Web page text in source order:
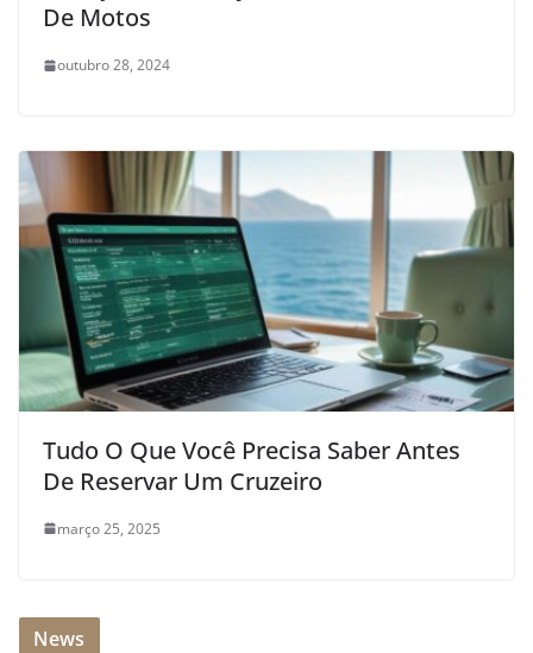
De Motos
outubro 28, 2024
Tudo O Que Você Precisa Saber Antes
De Reservar Um Cruzeiro
março 25, 2025
News